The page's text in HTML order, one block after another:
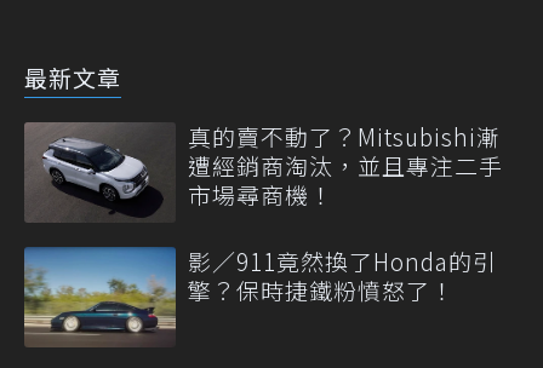
最新文章
真的賣不動了？Mitsubishi漸
遭經銷商淘汰，並且專注二手
市場尋商機！
影／911竟然換了Honda的引
擎？保時捷鐵粉憤怒了！